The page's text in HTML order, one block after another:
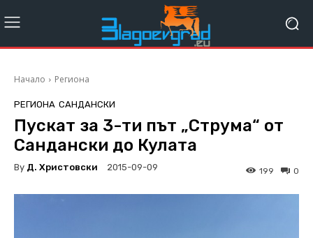
Начало Региона
РЕГИОНА САНДАНСКИ
Пускат за 3-ти път „Струма“ от
Сандански до Кулата
By Д. Христовски 2015-09-09 0
199